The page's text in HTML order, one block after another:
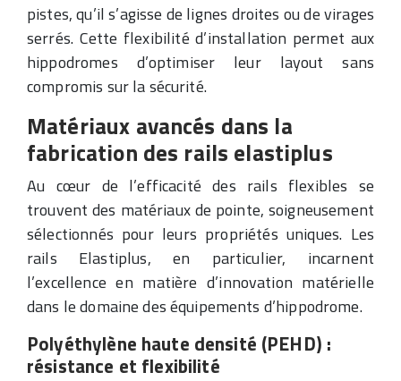
pistes, qu’il s’agisse de lignes droites ou de virages
serrés. Cette flexibilité d’installation permet aux
hippodromes d’optimiser leur layout sans
compromis sur la sécurité.
Matériaux avancés dans la
fabrication des rails elastiplus
Au cœur de l’efficacité des rails flexibles se
trouvent des matériaux de pointe, soigneusement
sélectionnés pour leurs propriétés uniques. Les
rails Elastiplus, en particulier, incarnent
l’excellence en matière d’innovation matérielle
dans le domaine des équipements d’hippodrome.
Polyéthylène haute densité (PEHD) :
résistance et flexibilité